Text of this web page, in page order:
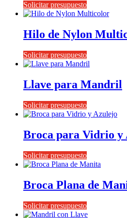
Solicitar presupuesto
Hilo de Nylon
Solicitar presupuesto
Llave para Mandril
Solicitar presupuesto
Broca para Vidrio y
Solicitar presupuesto
Broca Plana de
Solicitar presupuesto